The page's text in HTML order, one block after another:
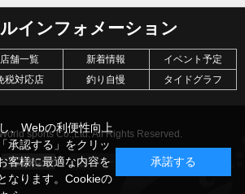
インフォメーション
店舗一覧 新着情報
イベント予定
税対応店 釣り自慢
タイドグラフ
sports Co.,Ltd. All Rights Reserved.
、Webの利便性向上
承認する」をクリッ
客様に最適な内容を
なります。Cookieの
承諾する